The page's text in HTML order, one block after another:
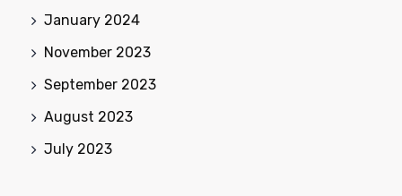
January 2024
November 2023
September 2023
August 2023
July 2023